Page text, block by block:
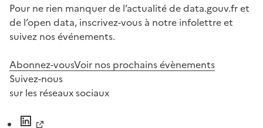
Pour ne rien manquer de l’actualité de data.gouv.fr et
de l’open data, inscrivez-vous à notre infolettre et
suivez nos événements.
Abonnez-vousVoir nos prochains évènements
Suivez-nous
sur les réseaux sociaux